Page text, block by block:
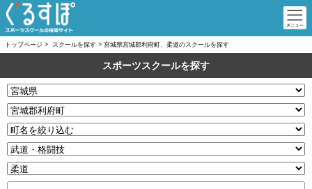
トップページ > スクールを探す > 宮城県宮城郡利府町、柔道のスクールを探す
スポーツスクールを探す